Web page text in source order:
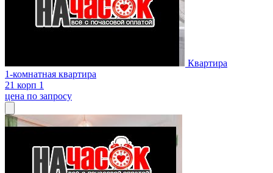
Квартира
1-комнатная квартира
21 корп 1
цена по запросу